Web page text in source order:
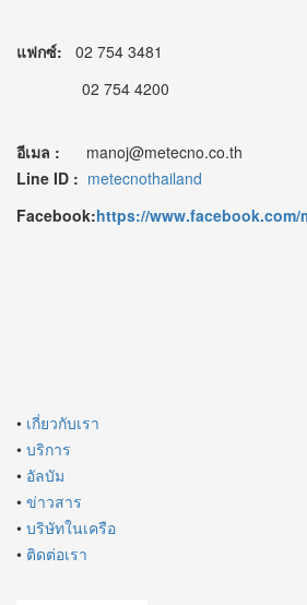
แฟกซ์: 02 754 3481
02 754 4200
อีเมล : manoj@metecno.co.th
Line ID : metecnothailand
Facebook:https://
• เกี่ยวกับเรา
• บริการ
• อัลบัม
• ข่าวสาร
• บริษัทในเครือ
• ติดต่อเรา